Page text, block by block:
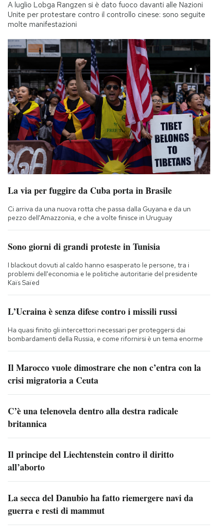
A luglio Lobga Rangzen si è dato fuoco davanti alle Nazioni
Unite per protestare contro il controllo cinese: sono seguite
molte manifestazioni
La via per fuggire da Cuba porta in Brasile
Ci arriva da una nuova rotta che passa dalla Guyana e da un
pezzo dell'Amazzonia, e che a volte finisce in Uruguay
Sono giorni di grandi proteste in Tunisia
I blackout dovuti al caldo hanno esasperato le persone, tra i
problemi dell'economia e le politiche autoritarie del presidente
Kaïs Saïed
L’Ucraina è senza difese contro i missili russi
Ha quasi finito gli intercettori necessari per proteggersi dai
bombardamenti della Russia, e come rifornirsi è un tema enorme
Il Marocco vuole dimostrare che non c’entra con la
crisi migratoria a Ceuta
C’è una telenovela dentro alla destra radicale
britannica
Il principe del Liechtenstein contro il diritto
all’aborto
La secca del Danubio ha fatto riemergere navi da
guerra e resti di mammut